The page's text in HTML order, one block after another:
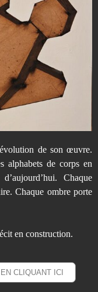
de son œuvre.
alphabets de corps en
Chaque
Chaque ombre porte
en construction.
CLIQUANT ICI